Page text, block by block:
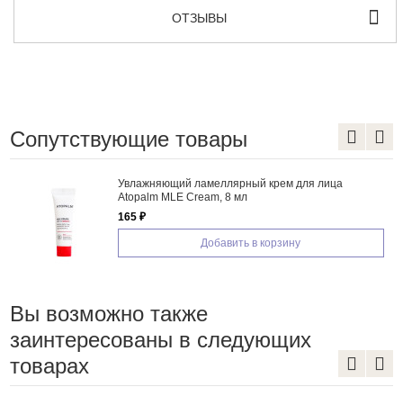
ОТЗЫВЫ
Сопутствующие товары
в корзину
Бустер-гель с ПДРН для
Вы возможно также
заинтересованы в следующих
товарах